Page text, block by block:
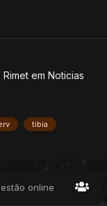
Rimet em Noticias
tibia
online